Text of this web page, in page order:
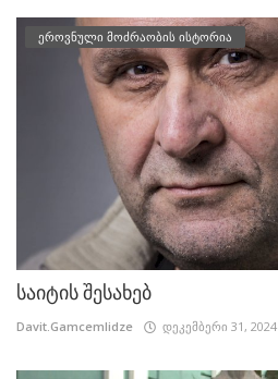
ეროვნული მოძრაობის ისტორია
საიტის შესახებ
Davit.Gamcemlidze დეკემბერი 31, 2024